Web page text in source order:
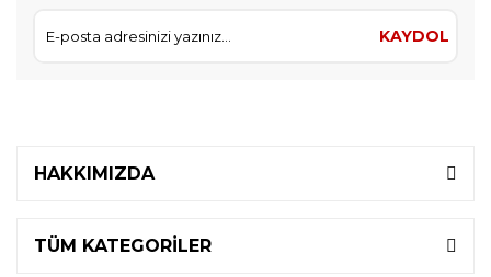
KAYDOL
HAKKIMIZDA
TÜM KATEGORİLER